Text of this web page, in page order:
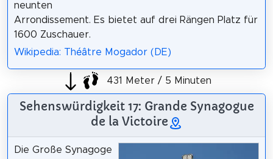
neunten
Arrondissement. Es bietet auf drei Rängen Platz für
1600 Zuschauer.
Wikipedia: Théâtre Mogador (DE)
431 Meter / 5 Minuten
Sehenswürdigkeit 17: Grande Synagogue
de la Victoire
Die Große Synagoge